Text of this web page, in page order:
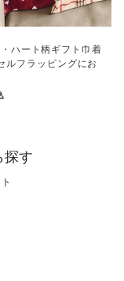
ハート柄ギフト巾着
ルフラッピングにお
探す